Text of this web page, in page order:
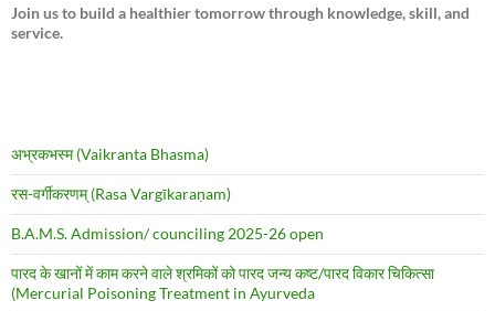
Join us to build a healthier tomorrow through knowledge, skill, and
service.
अभ्रकभस्म (Vaikranta Bhasma)
रस-वर्गीकरणम् (Rasa Vargīkaraṇam)
B.A.M.S. Admission/ counciling 2025-26 open
पारद के खानों में काम करने वाले श्रमिकों को पारद जन्य कष्ट/पारद विकार चिकित्सा
(Mercurial Poisoning Treatment in Ayurveda